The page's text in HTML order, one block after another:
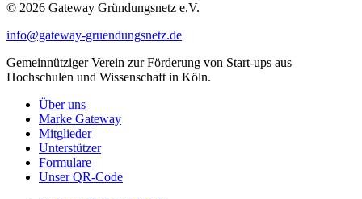
© 2026 Gateway Gründungsnetz e.V.
info@gateway-gruendungsnetz.de
Gemeinnütziger Verein zur Förderung von Start-ups aus
Hochschulen und Wissenschaft in Köln.
Über uns
Marke Gateway
Mitglieder
Unterstützer
Formulare
Unser QR-Code